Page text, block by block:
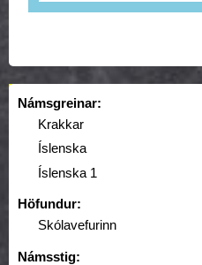
Námsgreinar:
Krakkar
Íslenska
Íslenska 1
Höfundur:
Skólavefurinn
Námsstig: